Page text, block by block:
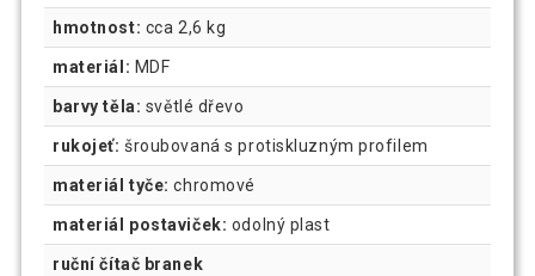
hmotnost: cca 2,6 kg
materiál: MDF
barvy těla: světlé dřevo
rukojeť: šroubovaná s protiskluzným profilem
materiál tyče: chromové
materiál postaviček: odolný plast
ruční čítač branek